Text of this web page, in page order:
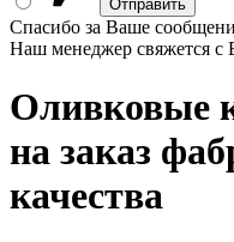
Спасибо за Ваше
Наш менеджер свяжется с
Оливковые
на заказ
качества